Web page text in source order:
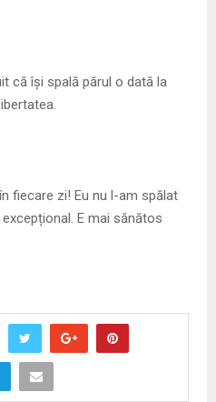
că își spală părul o dată la
fiecare zi! Eu nu l-am spălat
E mai sănătos